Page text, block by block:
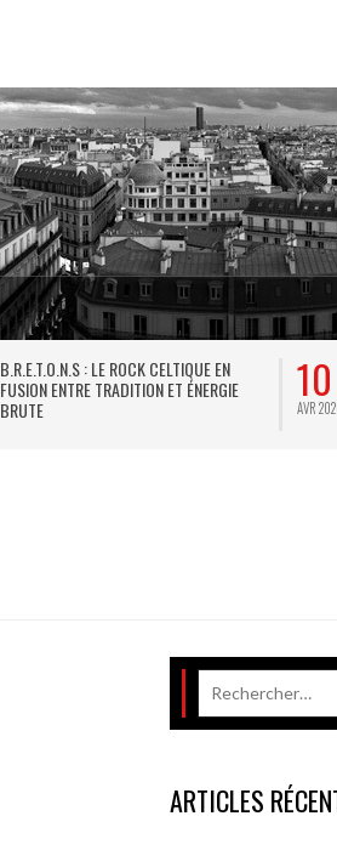
B.R.E.T.O.N.S : LE ROCK CELTIQUE EN
FUSION ENTRE TRADITION ET ÉNERGIE
BRUTE
10
AVR
ARTICLES